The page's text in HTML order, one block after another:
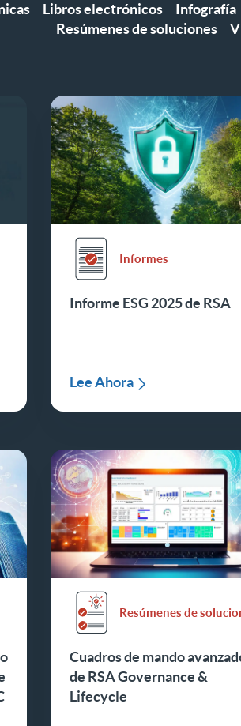
Libros electrónicos Infografía
Resúmenes de soluciones
Informes
Informe ESG 2025 de RSA
Lee Ahora
Resúmenes de
Cuadros de mando
de RSA Governance &
Lifecycle